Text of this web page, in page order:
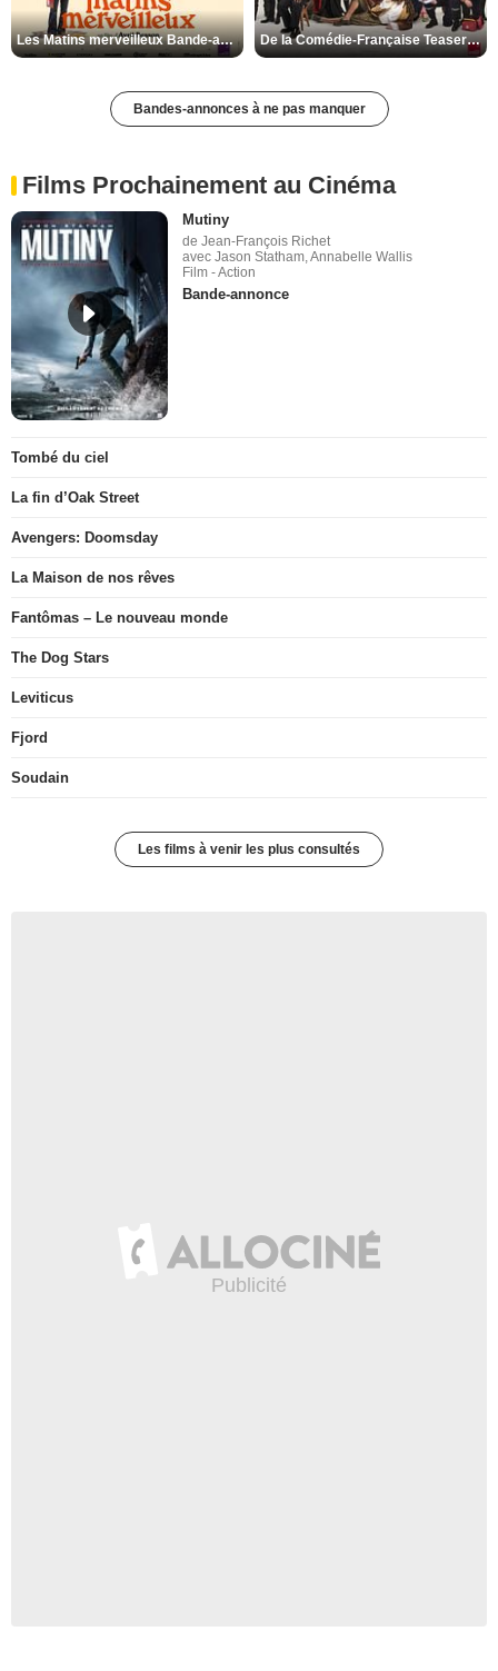
Les Matins merveilleux Bande-annonce VF De la Comédie-Française Teaser VF
Bandes-annonces à ne pas manquer
Films Prochainement au Cinéma
Mutiny
de Jean-François Richet
avec Jason Statham, Annabelle Wallis
Film - Action
Bande-annonce
Tombé du ciel
La fin d’Oak Street
Avengers: Doomsday
La Maison de nos rêves
Fantômas – Le nouveau monde
The Dog Stars
Leviticus
Fjord
Soudain
Les films à venir les plus consultés